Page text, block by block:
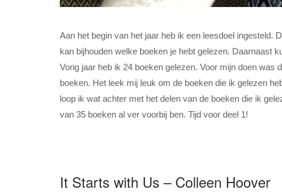
Aan het begin van het jaar heb ik een leesdoel ingesteld.
kan bijhouden welke boeken je hebt gelezen. Daarnaast
Vorig jaar heb ik 24 boeken gelezen. Voor mijn doen
boeken. Het leek mij leuk om de boeken die ik gelezen
loop ik wat achter met het delen van de boeken die ik
van 35 boeken al ver voorbij ben. Tijd voor deel 1!
It Starts with Us – Colleen Hoover